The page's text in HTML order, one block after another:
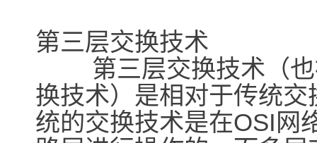
第三层交换技术
第三层交换技术（也
换技术）是相对于传统
统的交换技术是在OSI网